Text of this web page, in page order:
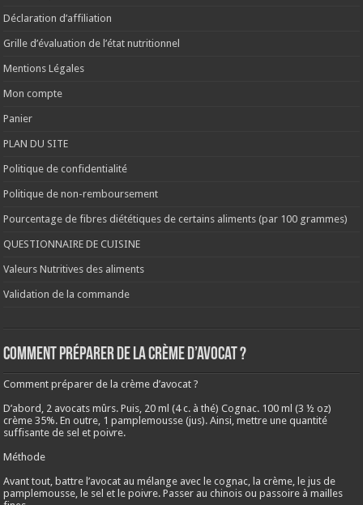
Déclaration d’affiliation
Grille d’évaluation de l’état nutritionnel
Mentions Légales
Mon compte
Panier
PLAN DU SITE
Politique de confidentialité
Politique de non-remboursement
Pourcentage de fibres diététiques de certains aliments (par 100 grammes)
QUESTIONNAIRE DE CUISINE
Valeurs Nutritives des aliments
Validation de la commande
Comment préparer de la crème d’avocat ?
Comment préparer de la crème d’avocat ?
D’abord, 2 avocats mûrs. Puis, 20 ml (4 c. à thé) Cognac. 100 ml (3 ½ oz)
crème 35%. En outre, 1 pamplemousse (jus). Ainsi, mettre une quantité
suffisante de sel et poivre.
Méthode
Avant tout, battre l’avocat au mélange avec le cognac, la crème, le jus de
pamplemousse, le sel et le poivre. Passer au chinois ou passoire à mailles